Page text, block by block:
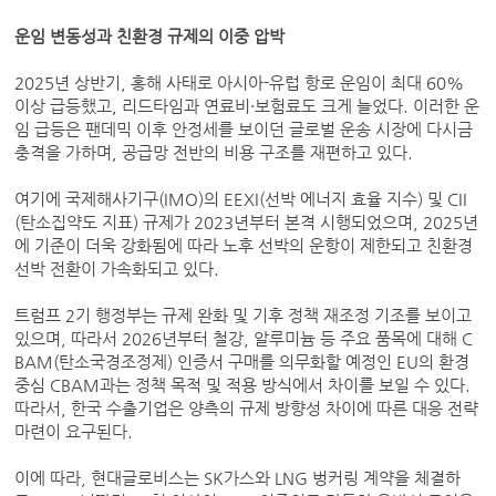
운임 변동성과 친환경 규제의 이중 압박
2025년 상반기, 홍해 사태로 아시아-유럽 항로 운임이 최대 60%
이상 급등했고, 리드타임과 연료비·보험료도 크게 늘었다. 이러한 운
임 급등은 팬데믹 이후 안정세를 보이던 글로벌 운송 시장에 다시금
충격을 가하며, 공급망 전반의 비용 구조를 재편하고 있다.
여기에 국제해사기구(IMO)의 EEXI(선박 에너지 효율 지수) 및 CII
(탄소집약도 지표) 규제가 2023년부터 본격 시행되었으며, 2025년
에 기준이 더욱 강화됨에 따라 노후 선박의 운항이 제한되고 친환경
선박 전환이 가속화되고 있다.
트럼프 2기 행정부는 규제 완화 및 기후 정책 재조정 기조를 보이고
있으며, 따라서 2026년부터 철강, 알루미늄 등 주요 품목에 대해 C
BAM(탄소국경조정제) 인증서 구매를 의무화할 예정인 EU의 환경
중심 CBAM과는 정책 목적 및 적용 방식에서 차이를 보일 수 있다.
따라서, 한국 수출기업은 양측의 규제 방향성 차이에 따른 대응 전략
마련이 요구된다.
이에 따라, 현대글로비스는 SK가스와 LNG 벙커링 계약을 체결하